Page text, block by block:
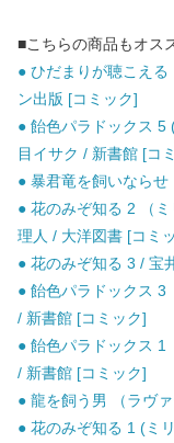
■こちらの商品もオス
● ひだまりが聴こえ
ン出版 [コミック]
● 飴色パラドックス 5
目イサク / 新書館 [コ
● 暴君竜を飼いなら
● 花のみぞ知る 2 （
理人 / 大洋図書 [コミ
● 花のみぞ知る 3 / 宝
● 飴色パラドックス 3
/ 新書館 [コミック]
● 飴色パラドックス 1
/ 新書館 [コミック]
● 龍を飼う男 （ラヴ
● 花のみぞ知る 1 (ミ